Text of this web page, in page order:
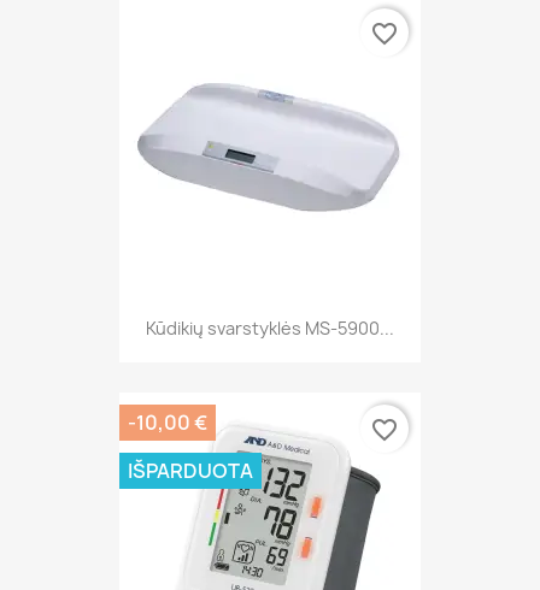
Kūdikių svarstyklės MS-5900...
favorite_border
-10,00 €
IŠPARDUOTA
favorite_border